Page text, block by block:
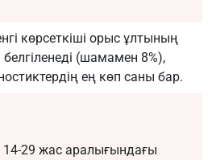
көрсеткіші орыс ұлтының
(шамамен 8%),
ең көп саны бар.
14-29 жас аралығындағы